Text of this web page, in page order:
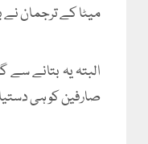
میٹا کے ترجمان نے
البتہ یہ بتانے سے
صارفین کو ہی